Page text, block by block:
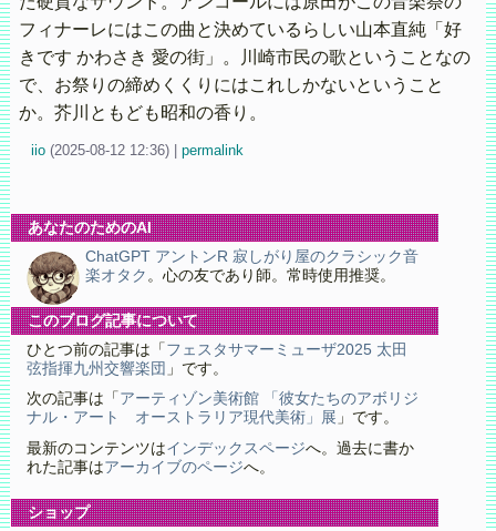
フィナーレにはこの曲と決めているらしい山本直純「好
きです かわさき 愛の街」。川崎市民の歌ということなの
で、お祭りの締めくくりにはこれしかないということ
か。芥川ともども昭和の香り。
iio (2025-08-12 12:36) permalink
あなたのためのAI
ChatGPT アントンR 寂しがり屋のクラシック音
楽オタク 。心の友であり師。常時使用推奨。
このブログ記事について
ひとつ前の記事は「 フェスタサマーミューザ2025 太田
弦指揮九州交響楽団 」です。
次の記事は「 アーティゾン美術館 「彼女たちのアボリジ
ナル・アート オーストラリア現代美術」展 」です。
最新のコンテンツはインデックスページへ。過去に書か
れた記事はアーカイブのページへ。
ショップ